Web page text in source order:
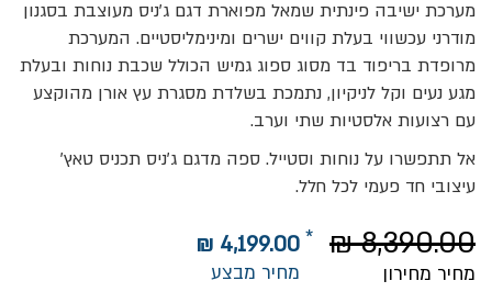
מערכת ישיבה פינתית שמאל מפוארת דגם ג'ניס מעוצבת בסגנון
מודרני עכשווי בעלת קווים ישרים ומינימליסטיים. המערכת
מרופדת בריפוד בד מסוג ספוג גמיש הכולל שכבת נוחות ובעלת
מגע נעים וקל לניקיון, נתמכת בשלדת מסגרת עץ אורן מהוקצע
עם רצועות אלסטיות שתי וערב.
אל תתפשרו על נוחות וסטייל. ספה מדגם ג'ניס תכניס טאץ'
עיצובי חד פעמי לכל חלל.
מחיר מבצע
4,199.00 ₪
מחיר מחירון
8,390.00 ₪